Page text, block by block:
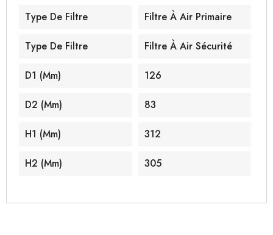
Type De Filtre Filtre À Air Primaire
Type De Filtre Filtre À Air Sécurité
D1 (mm) 126
D2 (mm) 83
H1 (mm) 312
H2 (mm) 305